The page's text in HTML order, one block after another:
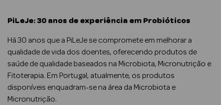
Ver Tudo
Perfumes
PiLeJe: 30 anos de experiência em Probióticos
Há 30 anos que a PiLeJe se compromete em melhorar a
qualidade de vida dos doentes, oferecendo produtos de
saúde de qualidade baseados na Microbiota, Micronutrição e
Fitoterapia. Em Portugal, atualmente, os produtos
disponíveis enquadram-se na área da Microbiota e
Micronutrição.